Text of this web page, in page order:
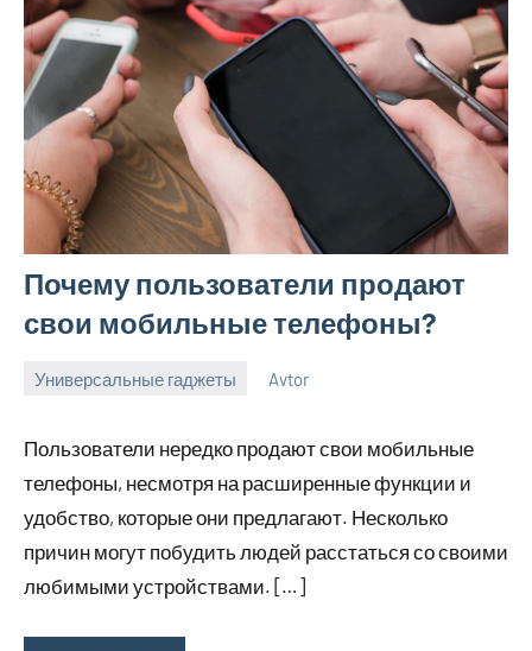
Почему пользователи продают
свои мобильные телефоны?
Универсальные гаджеты
2023
Avtor
Пользователи нередко продают свои мобильные
телефоны, несмотря на расширенные функции и
удобство, которые они предлагают. Несколько
причин могут побудить людей расстаться со своими
любимыми устройствами. […]